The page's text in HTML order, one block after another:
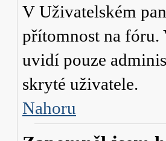
V Uživatelském
přítomnost na fóru.
uvidí pouze
skryté uživatele.
Nahoru